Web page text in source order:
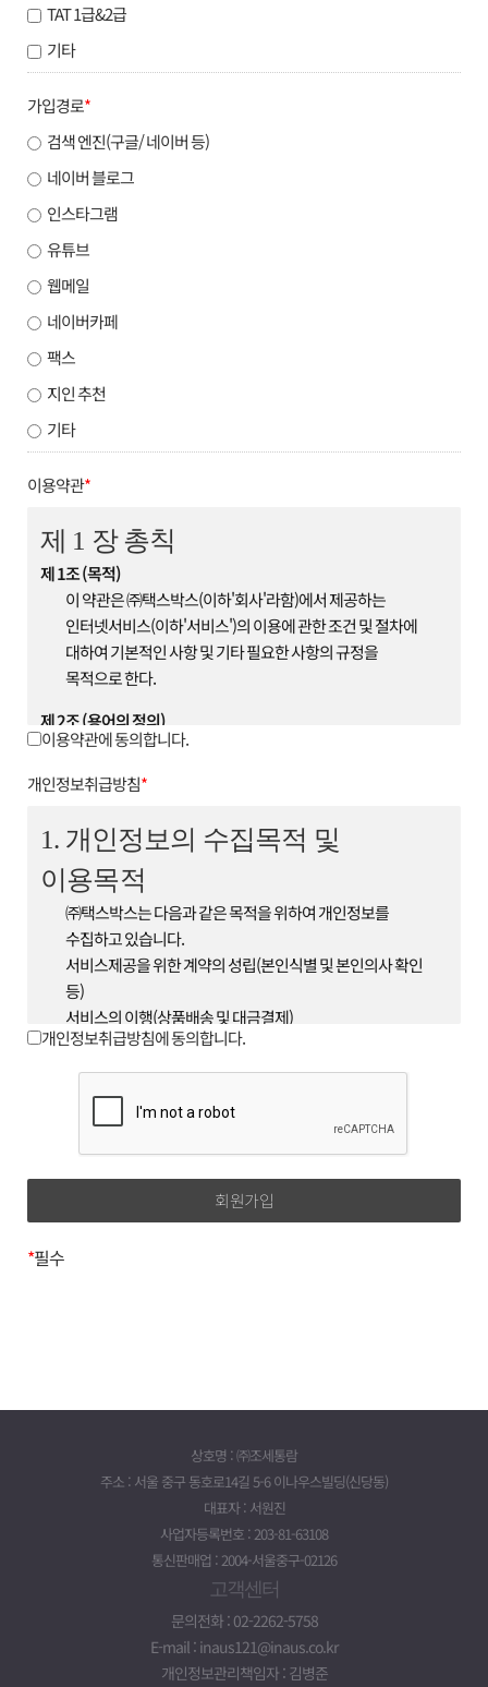
TAT 1급&2급
기타
가입경로*
검색 엔진(구글/ 네이버 등)
네이버 블로그
인스타그램
유튜브
웹메일
네이버카페
팩스
지인 추천
기타
이용약관*
제 1 장 총칙
제 1조 (목적)
이 약관은 ㈜택스박스(이하'회사'라함)에서 제공하는
인터넷서비스(이하'서비스')의 이용에 관한 조건 및 절차에
대하여 기본적인 사항 및 기타 필요한 사항의 규정을
목적으로 한다.
제 2조 (용어의 정의)
1. 이 약관에서 사용하는 용어의 정의는 다음과 같습니다.
① 회원 : 회사와 서비스 이용에 관한 계약을 체결하고 회원
아이디를 부여받은 자
② 아이디(ID) : 서비스 이용시 회원임을 나타내며 영문 또는
숫자, 영문 숫자의 조합으로 이루어져 있으며 이용자가 회원
가입 시 중복이 되지 않는 한도
내에서 회원이 자유롭게 선정 할 수 있다.
③ 비밀번호(Password) : 회원이 부여받은 'ID'가 본인의
'ID'인지 확인하며 회원의 보호를 위해 회원이 'ID'와 함께
선정한 영문 또는 숫자, 영문 숫자의
조합이다.
④ 운영자 : 서비스의 전반적인 관리와 원활한 운영을
종료시키는 의사 표시
2. 제1항의 용어를 제외한 용어의 정의는 거래 관행 및 관계
1. 회사는 합리적 사유가 발생했을 경우 서비스 약관의
공지함으로써 효력을 발생합니다.
2. 회사의 변경된 약관을 초기화면에 공지함으로써 회원은
직접 확인할 수 있습니다. 회원은 수정된 약관에 동의하지
않을 경우 등록을 취소할 수 있으며, 서비스를 계속 이용할
경우 약관 수정에 대한 동의로 간주합니다.
이 약관에 명시되지 아니한 사항에 대해서는
전기통신기본법, 전기통신사업법, 정보통신망 이용촉진
이용약관에 동의합니다.
개인정보취급방침*
1. 개인정보의 수집목적 및
이용목적
㈜택스박스는 다음과 같은 목적을 위하여 개인정보를
수집하고 있습니다.
서비스제공을 위한 계약의 성립(본인식별 및 본인의사 확인
등)
서비스의 이행(상품배송 및 대금결제)
기타 새로운 서비스, 신상품이나 이벤트 정보 안내
단, 이용자의 기본적 인권침해의 우려가 있는 민감한
개인정보(인종 및 민족, 사상 및 신조, 출신지 및 본적지,
정치적 성향 및 범죄기록, 건강상태 및 성생활 등)는
수집하지 않습니다.
2. 수집하는 개인정보의 항목
- 회원가입정보의 경우, 회원가입을 탈퇴하거나 회원에서
- 대금지급정보의 경우, 대금의 완제일 또는
채권소멸시효기간의 만료된 때
- 배송정보의 경우, 물품 또는 서비스가 인도되거나 제공된
(단, 상법 등 법령의 규정에 의하여 보존할 필요성이 있는
경우에는 예외로 합니다.)
위 보유기간에도 불구하고 계속 보유하여야 할 필요가 있을
경우에는 귀하의 동의를 받겠습니다.
* 계약기간이 끝나고 이용요금의 정산 등으로 일정기간
개인정보취급방침에 동의합니다.
*필수
상호명 : ㈜조세통람
주소 : 서울 중구 동호로14길 5-6 이나우스빌딩(신당동)
대표자 : 서원진
사업자등록번호 : 203-81-63108
통신판매업 : 2004-서울중구-02126
고객센터
문의전화 : 02-2262-5758
E-mail : inaus121@inaus.co.kr
개인정보관리책임자 : 김병준